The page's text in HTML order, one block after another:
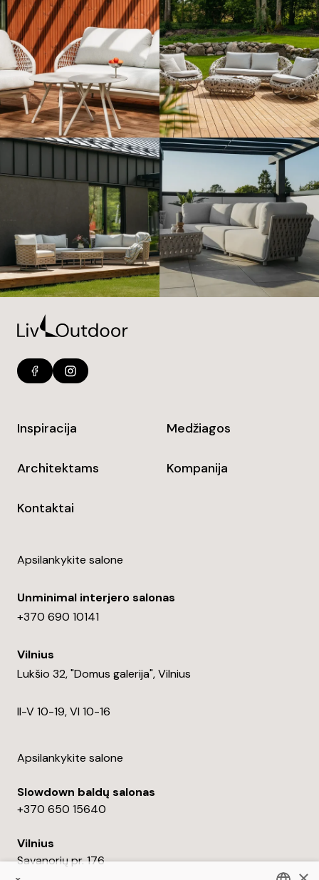
Inspiracija Medžiagos
Architektams Kompanija
Kontaktai
Apsilankykite salone
Unminimal interjero salonas
+370 690 10141
Vilnius
Lukšio 32, "Domus galerija", Vilnius
II-V 10-19, VI 10-16
Apsilankykite salone
Slowdown baldų salonas
+370 650 15640
Vilnius
Savanorių pr. 176